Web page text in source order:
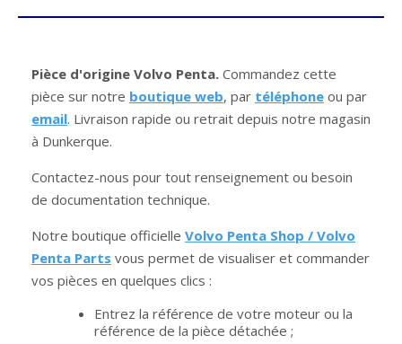
Pièce d'origine Volvo Penta. Commandez cette
pièce sur notre boutique web, par téléphone ou par
email. Livraison rapide ou retrait depuis notre magasin
à Dunkerque.
Contactez-nous pour tout renseignement ou besoin
de documentation technique.
Notre boutique officielle Volvo Penta Shop / Volvo
Penta Parts vous permet de visualiser et commander
vos pièces en quelques clics :
Entrez la référence de votre moteur ou la
référence de la pièce détachée ;